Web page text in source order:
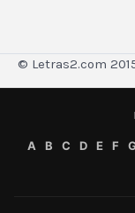
© Letras2.com
A B C D E F